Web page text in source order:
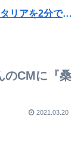
トランプ「イランが核兵器を作れば、イタリアを2分で消滅させる」メローニ「核を持っている国で実際に使ったアホはアメリカだけｗ」
【悲報】長渕剛、震災後の熊本ライブを予定どおり開催「強い決意」寄付も表明
のCMに『桑
2021.03.20